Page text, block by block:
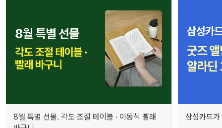
8월 특별 선물. 각도 조절 테이블 · 이동식 빨래
삼성카드